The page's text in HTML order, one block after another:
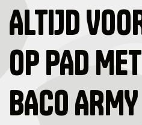
ALTIJD
OP PAD
BACO